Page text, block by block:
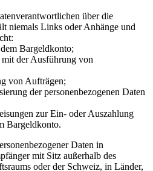
über die
niemals Links oder Anhänge und
Bargeldkonto;
der Ausführung von
von Aufträgen;
der personenbezogenen Daten
zur Ein- oder Auszahlung
Bargeldkonto.
Daten in
mit Sitz außerhalb des
oder der Schweiz, in Länder,